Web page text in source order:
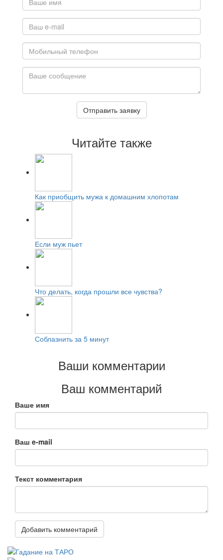
Отправить заявку
Читайте также
Как приобщить мужа к домашним хлопотам
Если муж пьет
Что делать, когда прошли все чувства?
Соблазнить за 5 минут
Ваши комментарии
Ваш комментарий
Ваше имя
Ваш e-mail
Текст комментария
Добавить комментарий